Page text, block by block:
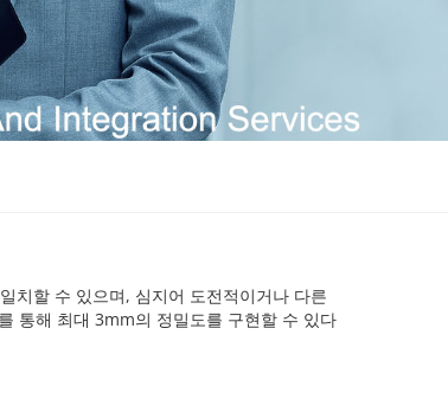
치할 수 있으며, 심지어 도전적이거나 다른
통해 최대 3mm의 정밀도를 구현할 수 있다